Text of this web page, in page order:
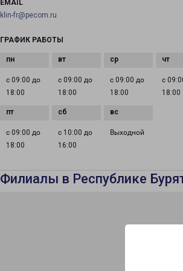
EMAIL
klin-fr@pecom.ru
ГРАФИК РАБОТЫ
с 09:00 до
18:00
с 09:00 до
18:00
с 09:00 до
18:00
с
18:00
с 09:00 до
18:00
с 10:00 до
16:00
Выходной
Филиалы в Республике